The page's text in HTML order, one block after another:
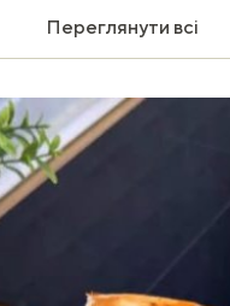
Переглянути всі